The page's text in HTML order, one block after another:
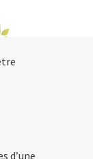
d’une